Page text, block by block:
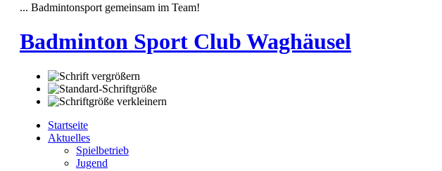
... Badmintonsport gemeinsam im Team!
Badminton Sport Club Waghäusel
Startseite
Aktuelles
Spielbetrieb
Jugend